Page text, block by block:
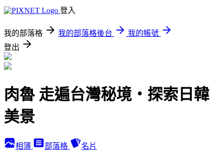
登入
我的部落格 我的部落格後台
我的帳號
登出
肉魯 走遍台灣秘境・探索日韓
美景
相簿 部落格 名片